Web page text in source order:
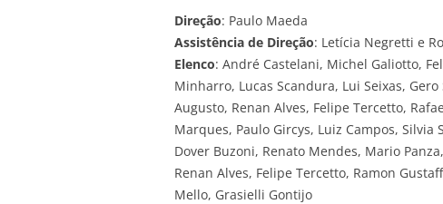
Direção: Paulo Maeda
Assistência de Direção: Letícia Negretti e
Elenco: André Castelani, Michel Galiotto,
Minharro, Lucas Scandura, Lui Seixas,
Augusto, Renan Alves, Felipe Tercetto,
Marques, Paulo Gircys, Luiz Campos, Silvia
Dover Buzoni, Renato Mendes, Mario
Renan Alves, Felipe Tercetto, Ramon
Mello, Grasielli Gontijo